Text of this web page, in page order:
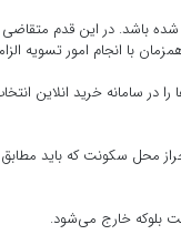
باشد. در این قدم متقاضی
با انجام امور تسویه
در سامانه خرید انلاین
سکونت که باید مطابق
بلوکه خارج می‌شود.